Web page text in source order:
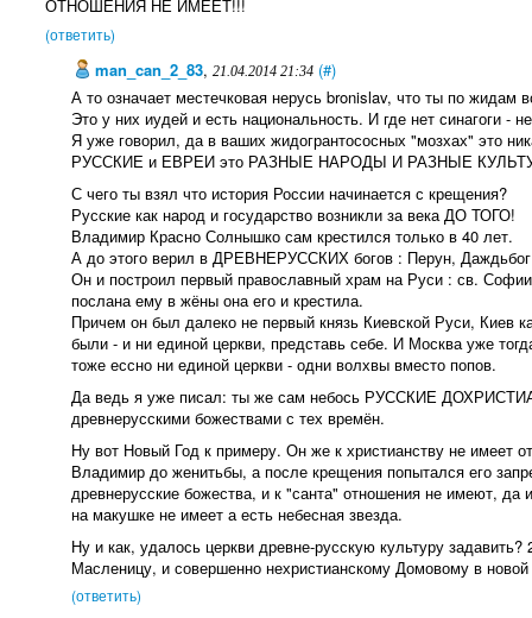
ОТНОШЕНИЯ НЕ ИМЕЕТ!!!
(ответить)
man_can_2_83,21.04.2014 21:34 (#)
А то означает местечковая нерусь bronislav, что ты по жидам
Это у них иудей и есть национальность. И где нет синагоги -
Я уже говорил, да в ваших жидогрантососных "мозхах" это
РУССКИЕ и ЕВРЕИ это РАЗНЫЕ НАРОДЫ И РАЗНЫЕ
С чего ты взял что история России начинается с крещения?
Русские как народ и государство возникли за века ДО ТОГО!
Владимир Красно Солнышко сам крестился только в 40 лет.
А до этого верил в ДРЕВНЕРУССКИХ богов : Перун,
Он и построил первый православный храм на Руси : св.
послана ему в жёны она его и крестила.
Причем он был далеко не первый князь Киевской Руси, Киев
были - и ни единой церкви, представь себе. И Москва уже
тоже ессно ни единой церкви - одни волхвы вместо попов.
Да ведь я уже писал: ты же сам небось РУССКИЕ
древнерусскими божествами с тех времён.
Ну вот Новый Год к примеру. Он же к христианству не имеет
Владимир до женитьбы, а после крещения попытался его
древнерусские божества, и к "санта" отношения не имеют, да
на макушке не имеет а есть небесная звезда.
Ну и как, удалось церкви древне-русскую культуру
Масленицу, и совершенно нехристианскому Домовому в
(ответить)